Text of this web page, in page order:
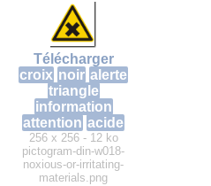
Télécharger
croix noir alerte
triangle
information
attention acide
256 x 256 - 12 ko
pictogram-din-w018-
noxious-or-irritating-
materials.png